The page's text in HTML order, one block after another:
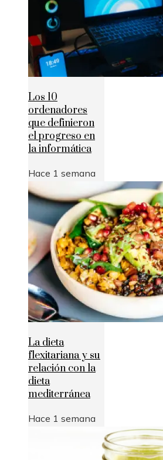
Los 10
ordenadores
que definieron
el progreso en
la informática
Hace 1 semana
La dieta
flexitariana y su
relación con la
dieta
mediterránea
Hace 1 semana